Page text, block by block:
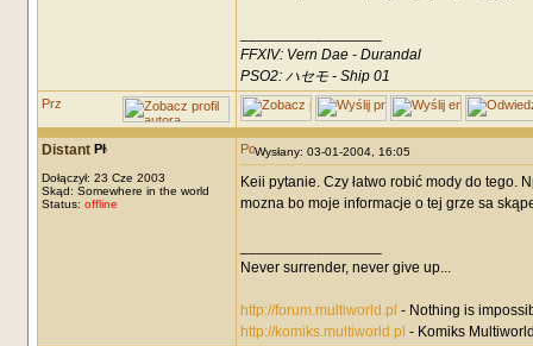
FFXIV: Vern Dae - Durandal
PSO2: ハセモ - Ship 01
Distant
Dołączył: 23 Cze 2003
Skąd: Somewhere in the world
Status: offline
Wysłany: 03-01-2004, 16:05
Keii pytanie. Czy łatwo robić mody do
mozna bo moje informacje o tej grze sa
Never surrender, never give up...
http://forum.multiworld.pl - Nothing is
http://komiks.multiworld.pl - Komiks